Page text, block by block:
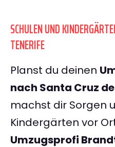
SCHULEN UND
TENERIFE
Planst du deinen
nach Santa Cruz
machst dir Sorgen
Kindergärten vor
Umzugsprofi